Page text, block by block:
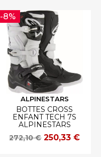
ALPINESTARS
BOTTES CROSS
ENFANT TECH 7S
ALPINESTARS
272,10 € 250,33 €
-8%